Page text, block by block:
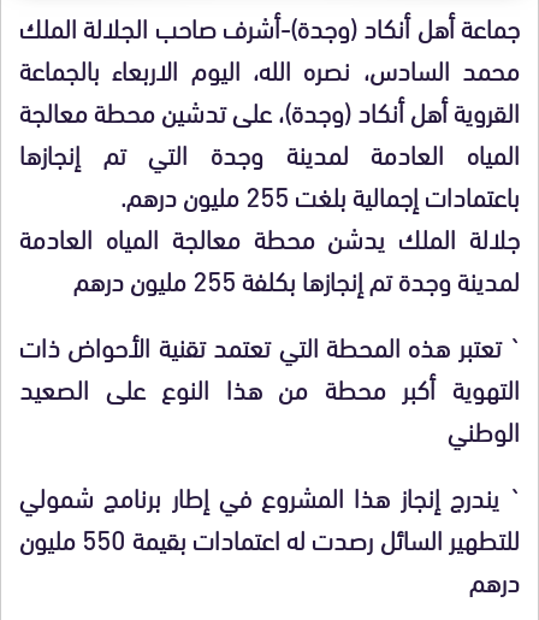
جماعة أهل أنكاد (وجدة)-أشرف صاحب الجلالة الملك
محمد السادس، نصره الله، اليوم الاربعاء بالجماعة
القروية أهل أنكاد (وجدة)، على تدشين محطة معالجة
المياه العادمة لمدينة وجدة التي تم إنجازها
باعتمادات إجمالية بلغت 255 مليون درهم.
جلالة الملك يدشن محطة معالجة المياه العادمة
لمدينة وجدة تم إنجازها بكلفة 255 مليون درهم
` تعتبر هذه المحطة التي تعتمد تقنية الأحواض ذات
التهوية أكبر محطة من هذا النوع على الصعيد
الوطني
` يندرج إنجاز هذا المشروع في إطار برنامج شمولي
للتطهير السائل رصدت له اعتمادات بقيمة 550 مليون
درهم